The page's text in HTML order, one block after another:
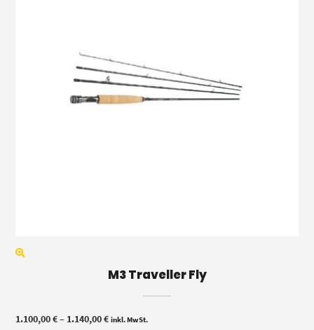
M3 Traveller Fly
1.100,00€– 1.140,00€Preisspanne:
inkl. MwSt.